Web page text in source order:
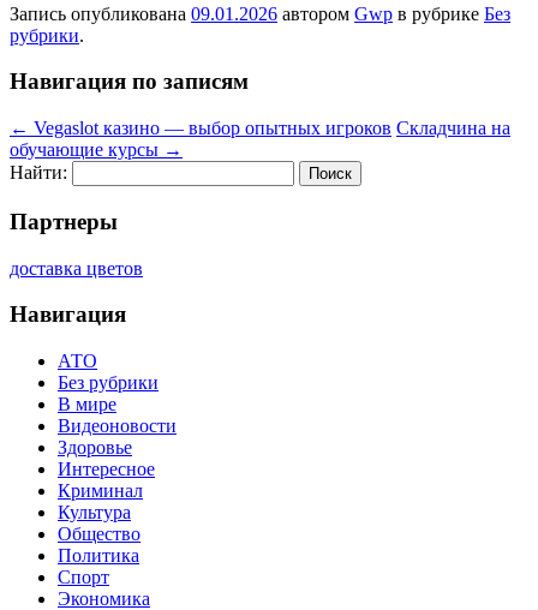
Запись опубликована 09.01.2026 автором Gwp в рубрике Без
рубрики.
Навигация по записям
← Vegaslot казино — выбор опытных игроков Складчина на
обучающие курсы →
Найти:
Партнеры
доставка цветов
Навигация
АТО
Без рубрики
В мире
Видеоновости
Здоровье
Интересное
Криминал
Культура
Общество
Политика
Спорт
Экономика